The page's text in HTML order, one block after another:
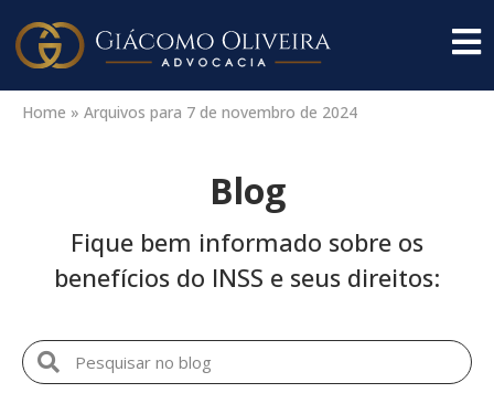
Home » Arquivos para 7 de novembro de 2024
Blog
Fique bem informado sobre os
benefícios do INSS e seus direitos: